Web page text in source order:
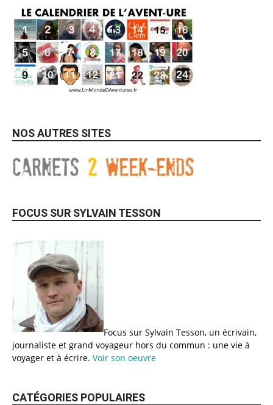
NOS AUTRES SITES
FOCUS SUR SYLVAIN TESSON
Focus sur Sylvain Tesson, un écrivain,
journaliste et grand voyageur hors du commun : une vie à
voyager et à écrire. Voir son oeuvre
CATÉGORIES POPULAIRES